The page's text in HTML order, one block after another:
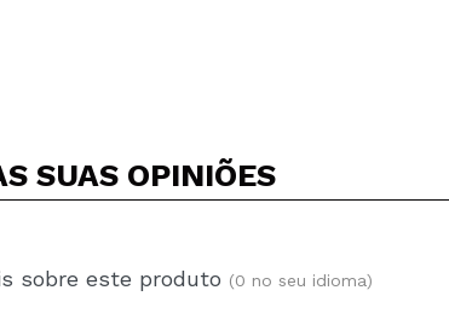
SUAS OPINIÕES
sobre este produto (0 no seu idioma)